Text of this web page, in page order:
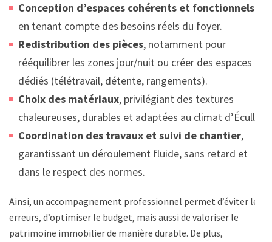
Conception d’espaces cohérents et fonctionnels
en tenant compte des besoins réels du foyer.
Redistribution des pièces, notamment pour
rééquilibrer les zones jour/nuit ou créer des espaces
dédiés (télétravail, détente, rangements).
Choix des matériaux, privilégiant des textures
chaleureuses, durables et adaptées au climat d’Écully.
Coordination des travaux et suivi de chantier,
garantissant un déroulement fluide, sans retard et
dans le respect des normes.
Ainsi, un accompagnement professionnel permet d’éviter les
erreurs, d’optimiser le budget, mais aussi de valoriser le
patrimoine immobilier de manière durable. De plus,